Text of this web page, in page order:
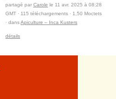
partagé par Carole le 11 avr. 2025 à 08:28
GMT · 115 téléchargements · 1,50 Moctets
· dansApiculture – Inca Kusters
détails